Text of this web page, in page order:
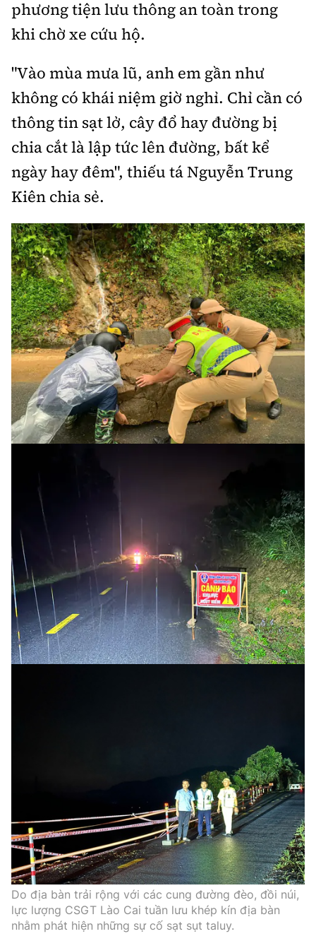
phương tiện lưu thông an toàn trong
khi chờ xe cứu hộ.
"Vào mùa mưa lũ, anh em gần như
không có khái niệm giờ nghỉ. Chỉ cần có
thông tin sạt lở, cây đổ hay đường bị
chia cắt là lập tức lên đường, bất kể
ngày hay đêm", thiếu tá Nguyễn Trung
Kiên chia sẻ.
Do địa bàn trải rộng với các cung đường đèo, đồi núi,
lực lượng CSGT Lào Cai tuần lưu khép kín địa bàn
nhằm phát hiện những sự cố sạt sụt taluy.